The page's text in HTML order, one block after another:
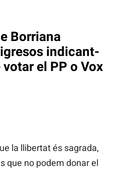
Borriana
indicant-
el PP o Vox
la llibertat és sagrada,
que no podem donar el